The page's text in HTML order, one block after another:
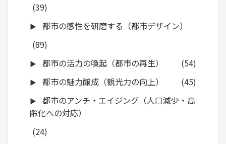
(39)
都市の感性を研磨する（都市デザイン）
(89)
都市の活力の喚起（都市の再生）
(54)
都市の魅力醸成（観光力の向上）
(45)
都市のアンチ・エイジング（人口減少・高
齢化への対応）
(24)